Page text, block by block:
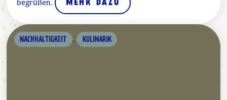
begrüßen. MEHR DAZU
NACHHALTIGKEIT , KULINARIK